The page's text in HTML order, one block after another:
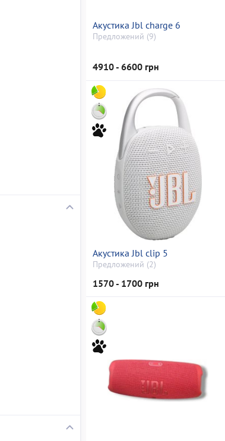
Акустика Jbl charge 6
Предложений (9)
4910 - 6600 грн
Акустика Jbl clip 5
Предложений (2)
1570 - 1700 грн